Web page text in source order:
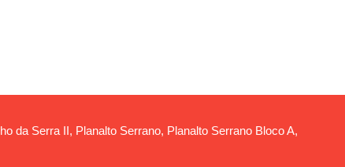
da Serra II, Planalto Serrano, Planalto Serrano Bloco A,